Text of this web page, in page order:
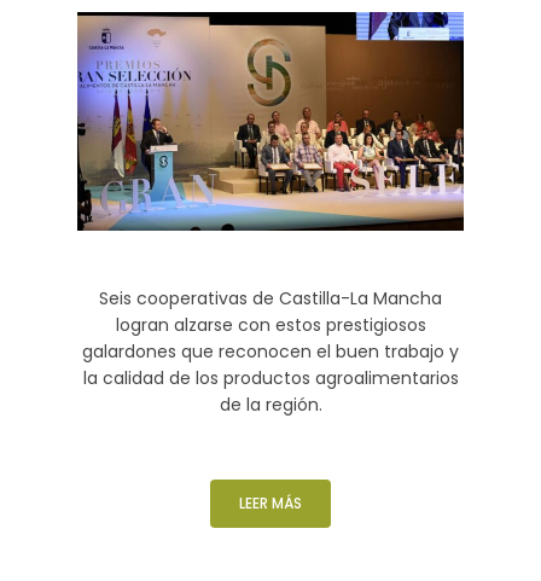
Seis cooperativas de Castilla-La Mancha
logran alzarse con estos prestigiosos
galardones que reconocen el buen trabajo y
la calidad de los productos agroalimentarios
de la región.
LEER MÁS